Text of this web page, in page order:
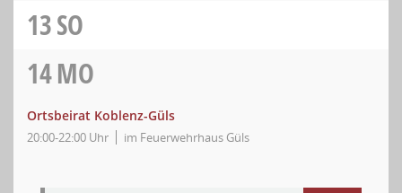
13SO
14MO
Ortsbeirat Koblenz-Güls
20:00-22:00 Uhr im Feuerwehrhaus Güls